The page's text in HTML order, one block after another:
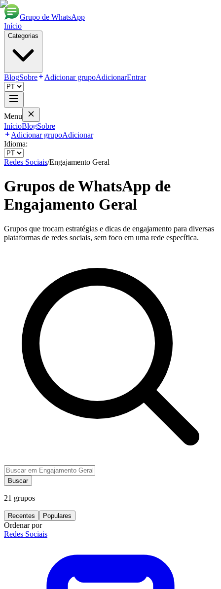
Grupo de WhatsApp
Início
Categorias
BlogSobre Adicionar grupoAdicionarEntrar
Menu
InícioBlogSobre
Adicionar grupoAdicionar
Idioma:
Redes Sociais/Engajamento Geral
Grupos de WhatsApp de
Engajamento Geral
Grupos que trocam estratégias e dicas de engajamento para diversas
plataformas de redes sociais, sem foco em uma rede específica.
Buscar
21 grupos
Recentes Populares
Ordenar por
Redes Sociais